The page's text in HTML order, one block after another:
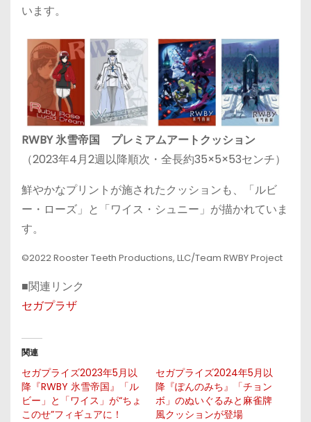
います。
RWBY 氷雪帝国 プレミアムアートクッション
（2023年4月2週以降順次・全長約35×5×53センチ）
鮮やかなプリントが施されたクッションも、「ルビ
ー・ローズ」と「ワイス・シュニー」が描かれていま
す。
©2022 Rooster Teeth Productions, LLC/Team RWBY Project
■関連リンク
セガプラザ
関連
セガプライズ2023年5月以
降『RWBY 氷雪帝国』「ル
ビー」と「ワイス」が“ちょ
このせ”フィギュアに！
セガプライズ2024年5月以
降『ぽんのみち』「チョン
ボ」のぬいぐるみと麻雀牌
風クッションが登場